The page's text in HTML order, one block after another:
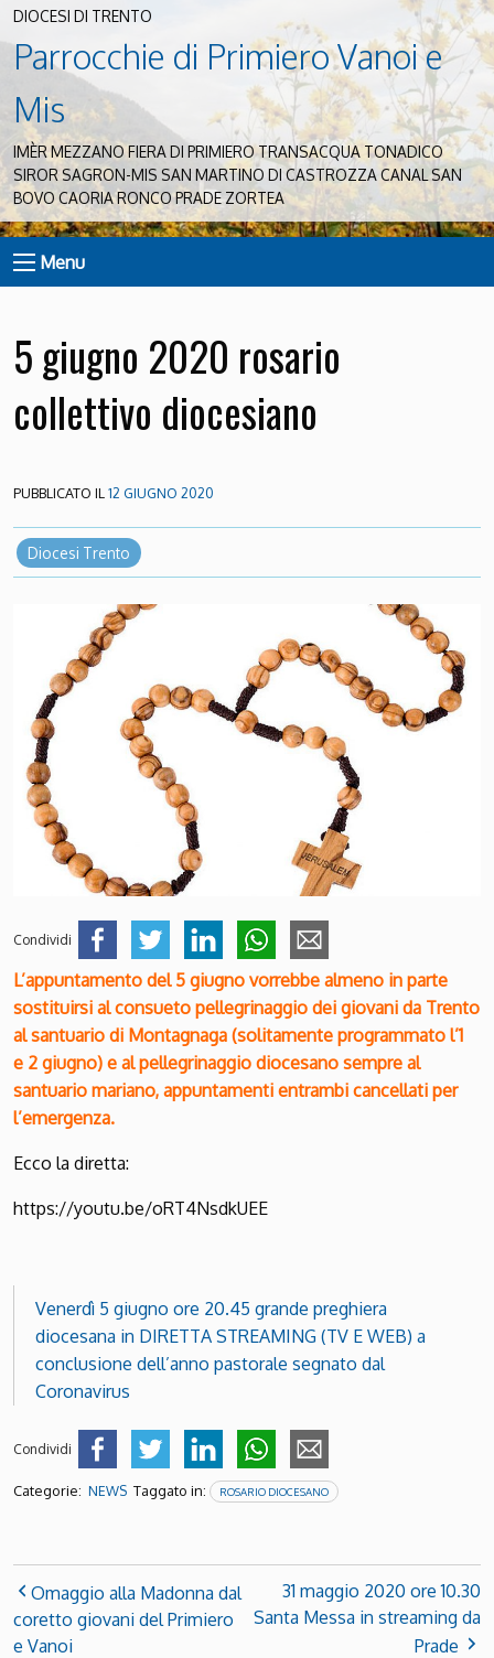
DIOCESI DI TRENTO
Parrocchie di Primiero Vanoi e
Mis
IMÈR MEZZANO FIERA DI PRIMIERO TRANSACQUA TONADICO
SIROR SAGRON-MIS SAN MARTINO DI CASTROZZA CANAL SAN
BOVO CAORIA RONCO PRADE ZORTEA
Menu
5 giugno 2020 rosario
collettivo diocesiano
PUBBLICATO IL12 GIUGNO 2020
Diocesi Trento
Condividi
L’appuntamento del 5 giugno vorrebbe almeno in parte
sostituirsi al consueto pellegrinaggio dei giovani da Trento
al santuario di Montagnaga (solitamente programmato l’1
e 2 giugno) e al pellegrinaggio diocesano sempre al
santuario mariano, appuntamenti entrambi cancellati per
l’emergenza.
Ecco la diretta:
https://youtu.be/oRT4NsdkUEE
Venerdì 5 giugno ore 20.45 grande preghiera
diocesana in DIRETTA STREAMING (TV E WEB) a
conclusione dell’anno pastorale segnato dal
Coronavirus
Condividi
Categorie: NEWS Taggato in: ROSARIO DIOCESANO
Omaggio alla Madonna dal
coretto giovani del Primiero
e Vanoi
31 maggio 2020 ore 10.30
Santa Messa in streaming da
Prade